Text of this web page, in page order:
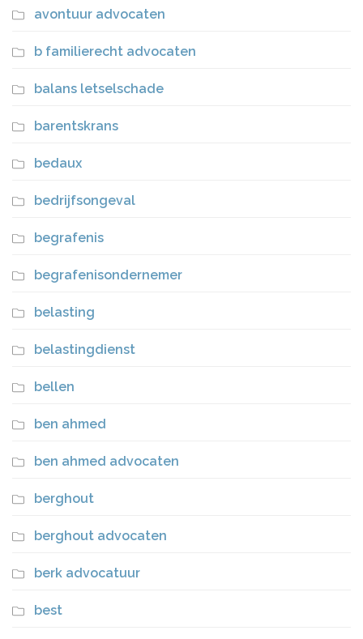
avontuur advocaten
b familierecht advocaten
balans letselschade
barentskrans
bedaux
bedrijfsongeval
begrafenis
begrafenisondernemer
belasting
belastingdienst
bellen
ben ahmed
ben ahmed advocaten
berghout
berghout advocaten
berk advocatuur
best